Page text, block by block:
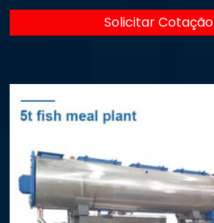
Solicitar Cotação